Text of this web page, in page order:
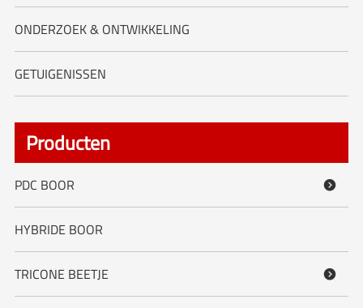
ONDERZOEK & ONTWIKKELING
GETUIGENISSEN
Producten
PDC BOOR 
HYBRIDE BOOR
TRICONE BEETJE 